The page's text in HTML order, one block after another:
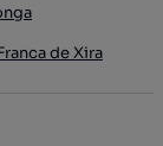
de Xira